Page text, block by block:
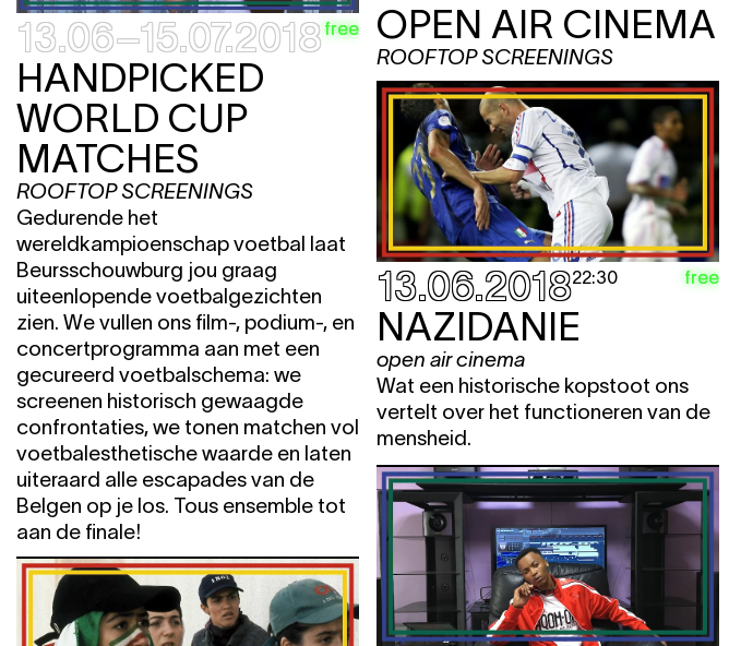
13.06–15.07.2018 free
HANDPICKED
WORLD CUP
MATCHES
ROOFTOP SCREENINGS
Gedurende het
wereldkampioenschap voetbal laat
Beursschouwburg jou graag
uiteenlopende voetbalgezichten
zien. We vullen ons film-, podium-, en
concertprogramma aan met een
gecureerd voetbalschema: we
screenen historisch gewaagde
confrontaties, we tonen matchen vol
voetbalesthetische waarde en laten
uiteraard alle escapades van de
Belgen op je los. Tous ensemble tot
aan de finale!
OPEN AIR CINEMA
ROOFTOP SCREENINGS
13.06.201822:30 free
NAZIDANIE
open air cinema
Wat een historische kopstoot ons
vertelt over het functioneren van de
mensheid.